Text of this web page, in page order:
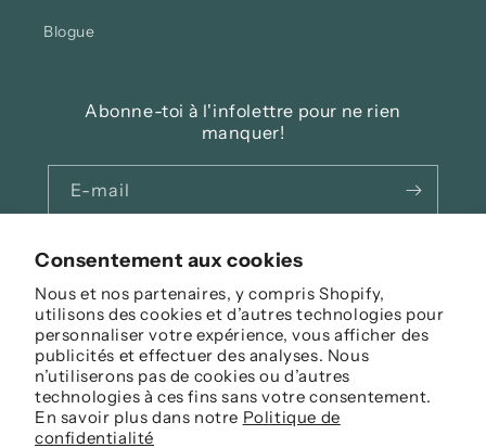
Consentement aux cookies
Nous et nos partenaires, y compris Shopify,
utilisons des cookies et d’autres technologies pour
personnaliser votre expérience, vous afficher des
publicités et effectuer des analyses. Nous
n’utiliserons pas de cookies ou d’autres
technologies à ces fins sans votre consentement.
En savoir plus dans notre Politique de
confidentialité
Blogue
Abonne-toi à l'infolettre pour ne rien
manquer!
E-mail
FacebookInstagram
Langue
Français
Moyens